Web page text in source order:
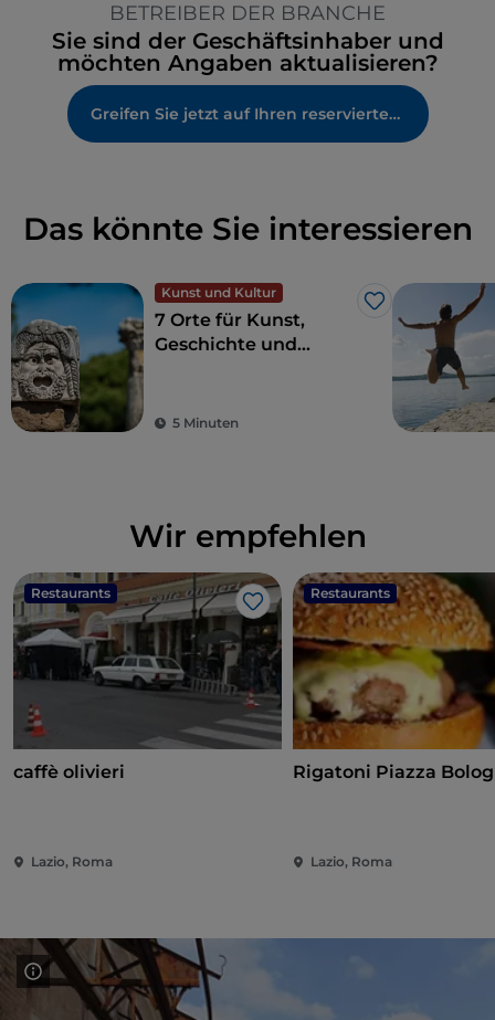
BETREIBER DER BRANCHE
Sie sind der Geschäftsinhaber und
möchten Angaben aktualisieren?
Greifen Sie jetzt auf Ihren reservierten Bereich zu
Das könnte Sie interessieren
Kunst und Kultur
Like
7 Orte für Kunst,
Geschichte und
5 Minuten
Wir empfehlen
Restaurants
Like
caffè olivieri
Lazio, Roma
Restaurants
Rigatoni Piazza
Lazio, Roma